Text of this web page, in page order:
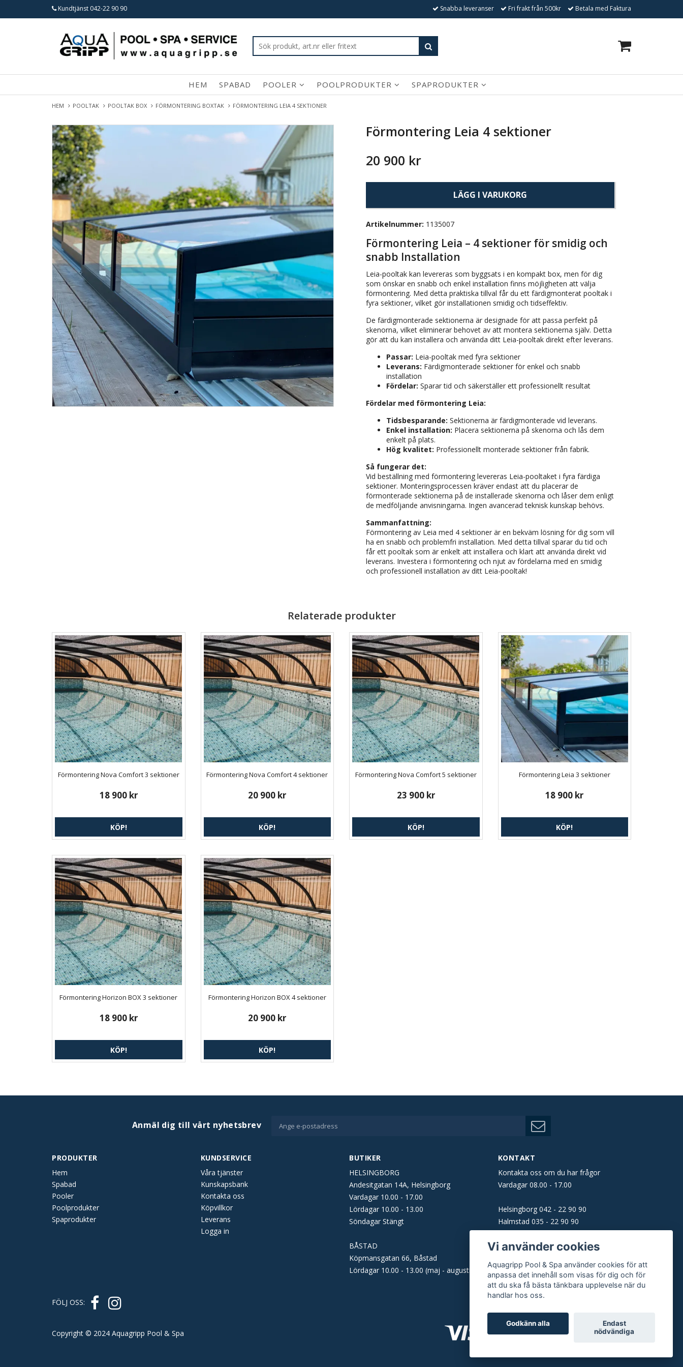
Kundtjänst 042-22 90 90 Snabba leveranser Fri frakt från 500kr Betala med Faktura
0
HEM SPABAD POOLER POOLPRODUKTER SPAPRODUKTER
HEM POOLTAK POOLTAK BOX FÖRMONTERING BOXTAK FÖRMONTERING LEIA 4 SEKTIONER
Förmontering Leia 4 sektioner
20 900 kr
LÄGG I VARUKORG
Artikelnummer: 1135007
Förmontering Leia – 4 sektioner för smidig och
snabb Installation
Leia-pooltak kan levereras som byggsats i en kompakt box, men för dig
som önskar en snabb och enkel installation finns möjligheten att välja
förmontering. Med detta praktiska tillval får du ett färdigmonterat pooltak i
fyra sektioner, vilket gör installationen smidig och tidseffektiv.
De färdigmonterade sektionerna är designade för att passa perfekt på
skenorna, vilket eliminerar behovet av att montera sektionerna själv. Detta
gör att du kan installera och använda ditt Leia-pooltak direkt efter leverans.
Passar: Leia-pooltak med fyra sektioner
Leverans: Färdigmonterade sektioner för enkel och snabb
installation
Fördelar: Sparar tid och säkerställer ett professionellt resultat
Fördelar med förmontering Leia:
Tidsbesparande: Sektionerna är färdigmonterade vid leverans.
Enkel installation: Placera sektionerna på skenorna och lås dem
enkelt på plats.
Hög kvalitet: Professionellt monterade sektioner från fabrik.
Så fungerar det:
Vid beställning med förmontering levereras Leia-pooltaket i fyra färdiga
sektioner. Monteringsprocessen kräver endast att du placerar de
förmonterade sektionerna på de installerade skenorna och låser dem enligt
de medföljande anvisningarna. Ingen avancerad teknisk kunskap behövs.
Sammanfattning:
Förmontering av Leia med 4 sektioner är en bekväm lösning för dig som vill
ha en snabb och problemfri installation. Med detta tillval sparar du tid och
får ett pooltak som är enkelt att installera och klart att använda direkt vid
leverans. Investera i förmontering och njut av fördelarna med en smidig
och professionell installation av ditt Leia-pooltak!
Relaterade produkter
Förmontering Nova Comfort 3 sektioner
18 900 kr
KÖP!
Förmontering Nova Comfort 4 sektioner
20 900 kr
KÖP!
Förmontering Nova Comfort 5 sektioner
23 900 kr
KÖP!
Förmontering Leia 3 sektioner
18 900 kr
KÖP!
Förmontering Horizon BOX 3 sektioner
18 900 kr
KÖP!
Förmontering Horizon BOX 4 sektioner
20 900 kr
KÖP!
PRODUKTER
Hem
Spabad
Pooler
Poolprodukter
Spaprodukter
Anmäl dig till vårt nyhetsbrev
KUNDSERVICE
Våra tjänster
Kunskapsbank
Kontakta oss
Köpvillkor
Leverans
Logga in
BUTIKER
HELSINGBORG
Andesitgatan 14A, Helsingborg
Vardagar 10.00 - 17.00
Lördagar 10.00 - 13.00
Söndagar Stängt
BÅSTAD
Köpmansgatan 66, Båstad
Lördagar 10.00 - 13.00 (maj - augusti)
KONTAKT
Kontakta oss om du har frågor
Vardagar 08.00 - 17.00
Helsingborg 042 - 22 90 90
Halmstad 035 - 22 90 90
Båstad0431 - 160 61
Malmö040 - 22 90 90
E-post: info@aquagripp.se
FÖLJ OSS:
Copyright © 2024 Aquagripp Pool & Spa
Vi använder cookies
Aquagripp Pool & Spa använder cookies för att
anpassa det innehåll som visas för dig och för
att du ska få bästa tänkbara upplevelse när du
handlar hos oss.
Godkänn alla
Endast
nödvändiga